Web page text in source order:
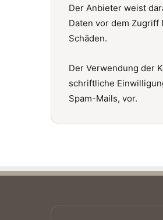
Der Anbieter weist
Daten vor dem
Schäden.
Der Verwendung der
schriftliche
Spam-Mails, vor.